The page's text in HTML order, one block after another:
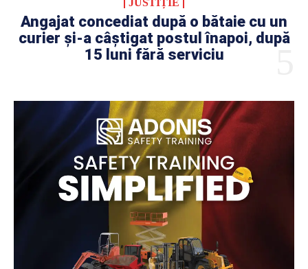
Angajat concediat după o bătaie cu un
curier și-a câștigat postul înapoi, după
15 luni fără serviciu